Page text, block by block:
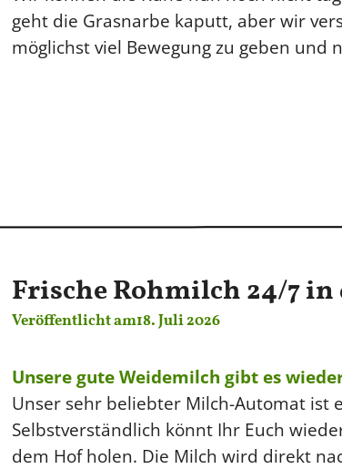
geht die Grasnarbe kaputt, aber wir
möglichst viel Bewegung zu geben und
Frische Rohmilch 24/7
Veröffentlicht am18. Juli 2026
Unsere gute Weidemilch gibt es
Unser sehr beliebter Milch-Automat ist
Selbstverständlich könnt Ihr Euch
dem Hof holen. Die Milch wird direkt